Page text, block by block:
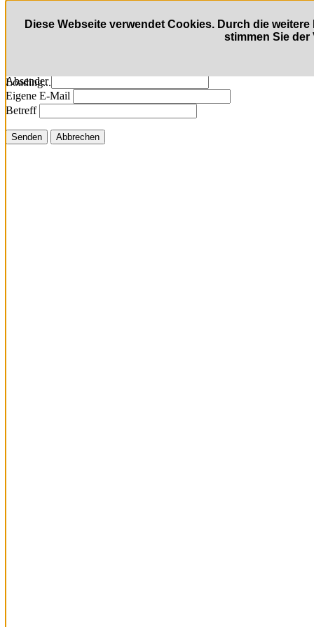
Diese Webseite verwendet Cookies. Durch die
stimmen Sie
Loading...
Link per Mail an einen Freund senden
Absender
Eigene E-Mail
Betreff
Senden Abbrechen